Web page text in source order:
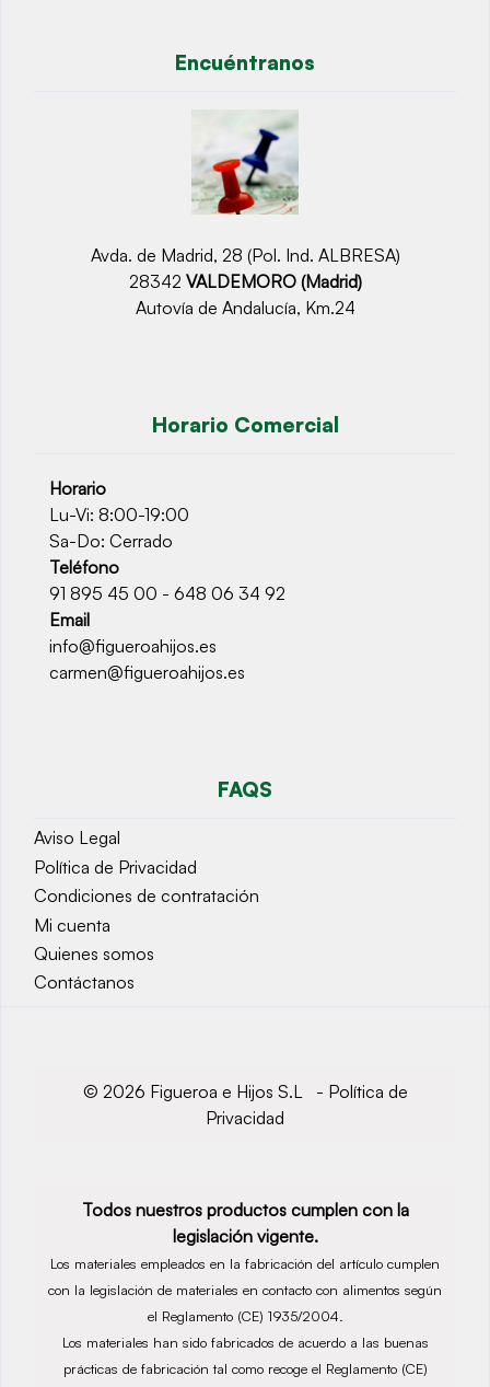
Encuéntranos
Avda. de Madrid, 28 (Pol. Ind. ALBRESA)
28342 VALDEMORO (Madrid)
Autovía de Andalucía, Km.24
Horario Comercial
Horario
Lu-Vi: 8:00-19:00
Sa-Do: Cerrado
Teléfono
91 895 45 00 - 648 06 34 92
Email
info@figueroahijos.es
carmen@figueroahijos.es
FAQS
Aviso Legal
Política de Privacidad
Condiciones de contratación
Mi cuenta
Quienes somos
Contáctanos
© 2026 Figueroa e Hijos S.L - Política de
Privacidad
Todos nuestros productos cumplen con la
legislación vigente.
Los materiales empleados en la fabricación del artículo cumplen
con la legislación de materiales en contacto con alimentos según
el Reglamento (CE) 1935/2004.
Los materiales han sido fabricados de acuerdo a las buenas
prácticas de fabricación tal como recoge el Reglamento (CE)